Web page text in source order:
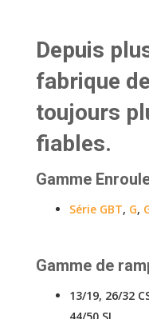
Depuis
fabrique
toujours
fiables.
Gamme
Série GBT, G,
Gamme de
13/19, 26/32